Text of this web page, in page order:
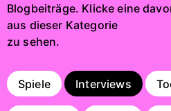
Blogbeiträge. Klicke eine
aus dieser Kategorie
zu sehen.
Spiele Interviews